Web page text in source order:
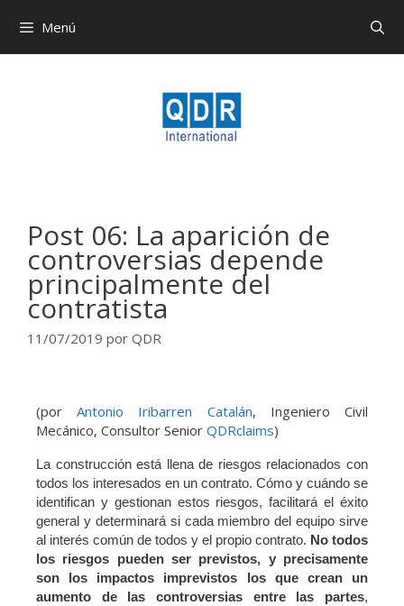
Menú
Post 06: La aparición de
controversias depende
principalmente del
contratista
11/07/2019 por QDR
(porAntonio Iribarren Catalán, Ingeniero Civil
Mecánico, Consultor Senior QDRclaims)
La construcción está llena de riesgos relacionados con
todos los interesados en un contrato. Cómo y cuándo se
identifican y gestionan estos riesgos, facilitará el éxito
general y determinará si cada miembro del equipo sirve
al interés común de todos y el propio contrato. No todos
los riesgos pueden ser previstos, y precisamente
son los impactos imprevistos los que crean un
aumento de las controversias entre las partes,